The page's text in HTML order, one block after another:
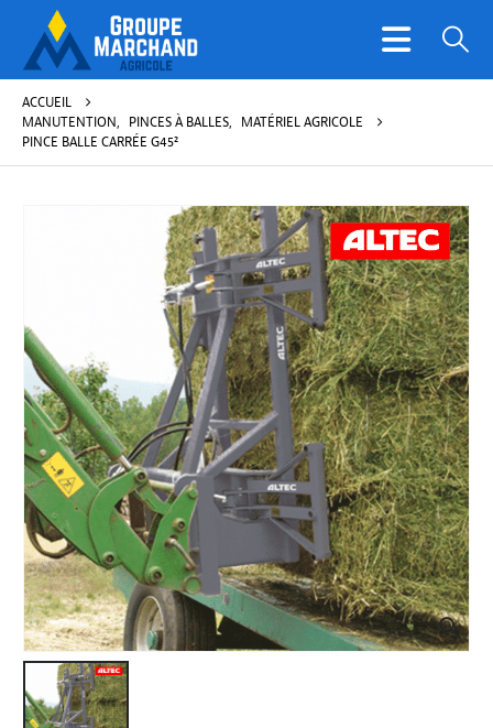
ACCUEIL
MANUTENTION, PINCES À BALLES,
MATÉRIEL AGRICOLE
PINCE BALLE CARRÉE G45²